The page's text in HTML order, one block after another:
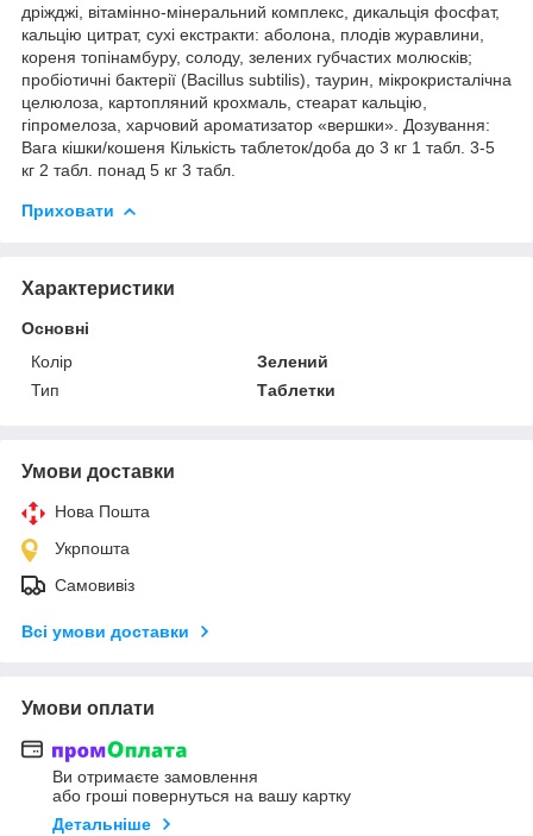
дріжджі, вітамінно-мінеральний комплекс, дикальція фосфат,
кальцію цитрат, сухі екстракти: аболона, плодів журавлини,
кореня топінамбуру, солоду, зелених губчастих молюсків;
пробіотичні бактерії (Bacillus subtilis), таурин, мікрокристалічна
целюлоза, картопляний крохмаль, стеарат кальцію,
гіпромелоза, харчовий ароматизатор «вершки». Дозування:
Вага кішки/кошеня Кількість таблеток/доба до 3 кг 1 табл. 3-5
кг 2 табл. понад 5 кг 3 табл.
Приховати
Характеристики
Основні
Колір
Зелений
Тип
Таблетки
Умови доставки
Нова Пошта
Укрпошта
Самовивіз
Всі умови доставки
Умови оплати
Ви отримаєте замовлення
або гроші повернуться на вашу картку
Детальніше